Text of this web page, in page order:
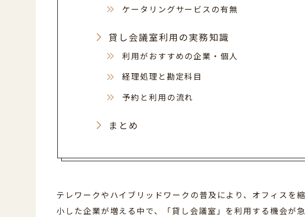
ケータリングサービスの有無
貸し会議室利用の実務知識
利用がおすすめの企業・個人
経理処理と勘定科目
予約と利用の流れ
まとめ
テレワークやハイブリッドワークの普及により、オフィスを縮
小した企業が増える中で、「貸し会議室」を利用する機会が急